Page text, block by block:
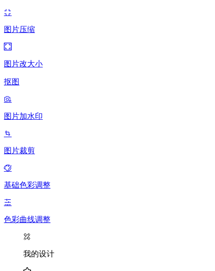
图片压缩
图片改大小
抠图
图片加水印
图片裁剪
基础色彩调整
色彩曲线调整
我的设计